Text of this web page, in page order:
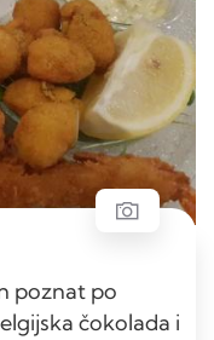
poznat po
čokolada i